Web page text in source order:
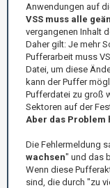
Anwendungen auf
VSS muss alle
vergangenen Inhalt
Daher gilt: Je mehr
Pufferarbeit muss
Datei, um diese
kann der Puffer
Pufferdatei zu groß
Sektoren auf der
Aber das
Die Fehlermeldung
wachsen" und das
Wenn diese
sind, die durch "zu